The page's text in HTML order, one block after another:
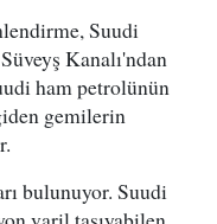
Suudi
Kanalı'ndan
ham petrolünün
gemilerin
bulunuyor. Suudi